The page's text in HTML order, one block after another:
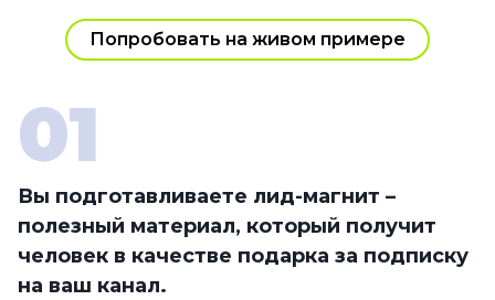
Попробовать на живом примере
Вы подготавливаете лид-магнит –
полезный материал, который получит
человек в качестве подарка за подписку
на ваш канал.